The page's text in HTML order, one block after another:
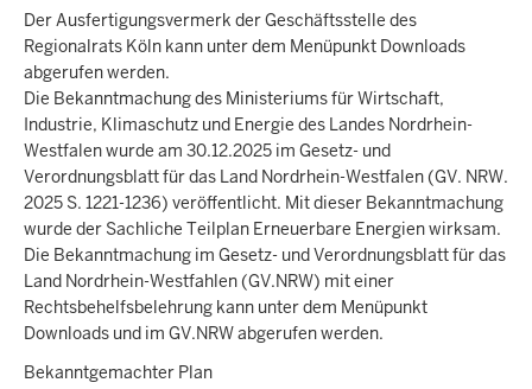
Der Ausfertigungsvermerk der Geschäftsstelle des
Regionalrats Köln kann unter dem Menüpunkt Downloads
abgerufen werden.
Die Bekanntmachung des Ministeriums für Wirtschaft,
Industrie, Klimaschutz und Energie des Landes Nordrhein-
Westfalen wurde am 30.12.2025 im Gesetz- und
Verordnungsblatt für das Land Nordrhein-Westfalen (GV. NRW.
2025 S. 1221-1236) veröffentlicht. Mit dieser Bekanntmachung
wurde der Sachliche Teilplan Erneuerbare Energien wirksam.
Die Bekanntmachung im Gesetz- und Verordnungsblatt für das
Land Nordrhein-Westfahlen (GV.NRW) mit einer
Rechtsbehelfsbelehrung kann unter dem Menüpunkt
Downloads und im GV.NRW abgerufen werden.
Bekanntgemachter Plan